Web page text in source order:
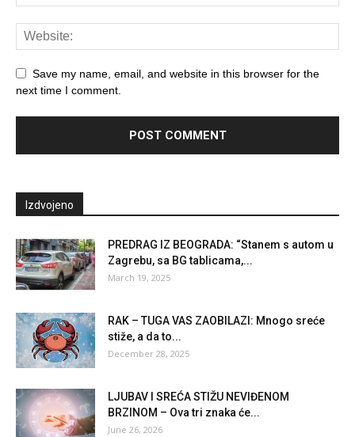
Save my name, email, and website in this browser for the
next time I comment.
Izdvojeno
PREDRAG IZ BEOGRADA: “Stanem s autom u
Zagrebu, sa BG tablicama,...
March 19, 2025
RAK – TUGA VAS ZAOBILAZI: Mnogo sreće
stiže, a da to...
December 28, 2025
LJUBAV I SREĆA STIŽU NEVIĐENOM
BRZINOM – Ova tri znaka će...
June 26, 2026